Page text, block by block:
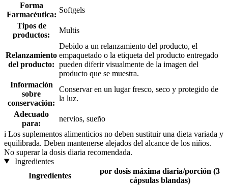
Forma
Farmacéutica:
Softgels
Tipos de
productos:
Multis
Relanzamiento
del producto:
Debido a un relanzamiento del producto, el
empaquetado o la etiqueta del producto entregado
pueden diferir visualmente de la imagen del
producto que se muestra.
Información
sobre
conservación:
Conservar en un lugar fresco, seco y protegido de
la luz.
Adecuado
para:
nervios, sueño
i Los suplementos alimenticios no deben sustituir una dieta variada y
equilibrada. Deben mantenerse alejados del alcance de los niños.
No superar la dosis diaria recomendada.
Ingredientes
Ingredientes
por dosis máxima diaria/porción (3
cápsulas blandas)